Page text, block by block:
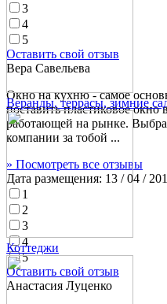
3
4
5
Оставить свой отзыв
Вера Савельева
Окно на кухню - самое
поставить пластиковое
работающей на рынке.
компании за тобой ...
» Посмотреть все отзывы
Дата размещения: 13 / 04 /
1
2
3
4
5
Оставить свой отзыв
Анастасия Луценко
Веранды, террасы, зимние
Коттеджи